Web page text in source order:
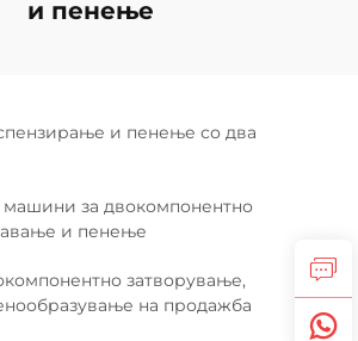
и пенење
и пенење со два
машини за двокомпонентно
и пенење
затворување,
на продажба